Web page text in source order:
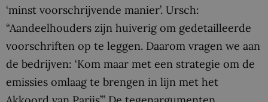
‘minst voorschrijvende manier’. Ursch:
“Aandeelhouders zijn huiverig om gedetailleerde
voorschriften op te leggen. Daarom vragen we aan
de bedrijven: ‘Kom maar met een strategie om de
emissies omlaag te brengen in lijn met het